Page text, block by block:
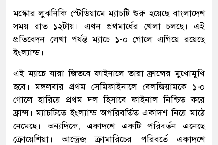
মস্কোর লুঝনিকি স্টেডিয়ামে ম্যাচটি শুরু হয়েছে বাংলাদেশ
সময় রাত ১২টায়। এখন প্রথমার্ধের খেলা চলছে। এই
প্রতিবেদন লেখা পর্যন্ত ম্যাচে ১-০ গোলে এগিয়ে রয়েছে
ইংল্যান্ড।
এই ম্যাচে যারা জিতবে ফাইনালে তারা ফ্রান্সের মুখোমুখি
হবে। মঙ্গলবার প্রথম সেমিফাইনালে বেলজিয়ামকে ১-০
গোলে হারিয়ে প্রথম দল হিসাবে ফাইনাল নিশ্চিত করে
ফ্রান্স। ম্যাচটিতে ইংল্যান্ড অপরিবর্তিত একাদশ নিয়ে মাঠে
নেমেছে। অন্যদিকে, একাদশে একটি পরিবর্তন এনেছে
ক্রোয়েশিয়া। আন্দ্রেজ ক্রামারিচের পরিবর্তে একাদশে